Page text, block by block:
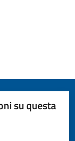
su questa